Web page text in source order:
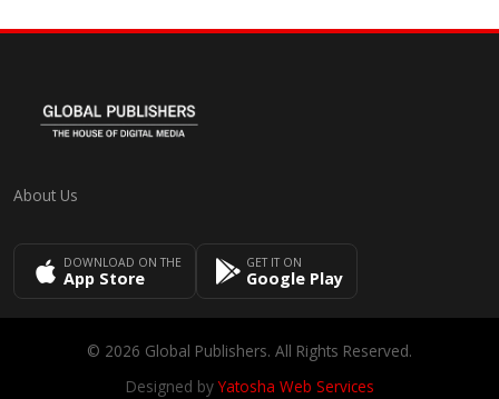
About Us
DOWNLOAD ON THE
App Store
GET IT ON
Google Play
© 2026 Global Publishers. All Rights Reserved.
Designed byYatosha Web Services